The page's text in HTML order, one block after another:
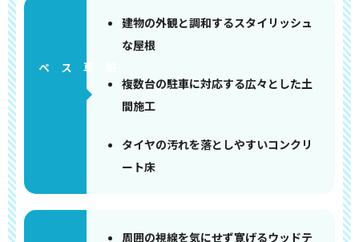
建物の外観と調和するスタイリッシュ
な屋根
複数台の駐車に対応する広々とした土
間施工
タイヤの汚れを落としやすいコンクリ
ート床
周囲の視線を気にせず寛げるウッドテ